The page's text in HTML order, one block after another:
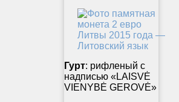
Гурт: рифленый с
надписью «LAISVĖ
VIENYBĖ GEROVĖ»